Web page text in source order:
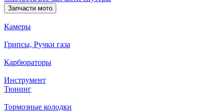
Запчасти мото
Камеры
Грипсы, Ручки газа
Карбюраторы
Инструмент
Тюнинг
Тормозные колодки